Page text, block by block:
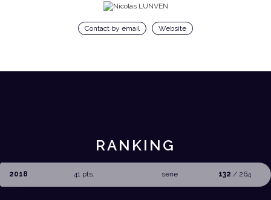
Contact by email Website
RANKING
2018 41 pts. serie 132 / 264